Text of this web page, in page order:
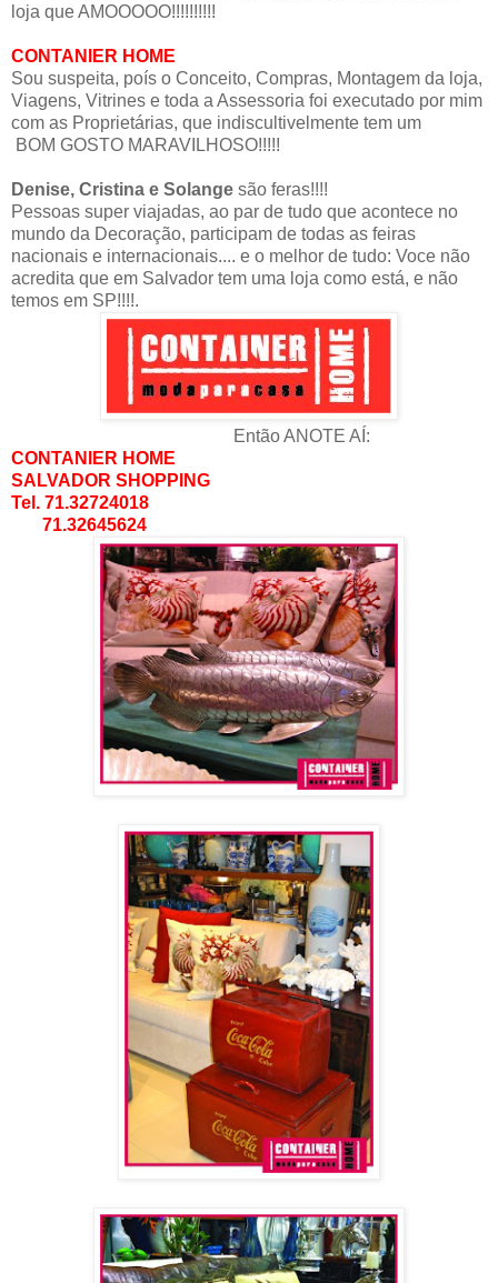
loja que AMOOOOO!!!!!!!!!!
CONTANIER HOME
Sou suspeita, poís o Conceito, Compras, Montagem da loja,
Viagens, Vitrines e toda a Assessoria foi executado por mim
com as Proprietárias, que indiscultivelmente tem um
BOM GOSTO MARAVILHOSO!!!!!
Denise, Cristina e Solange são feras!!!!
Pessoas super viajadas, ao par de tudo que acontece no
mundo da Decoração, participam de todas as feiras
nacionais e internacionais.... e o melhor de tudo: Voce não
acredita que em Salvador tem uma loja como está, e não
temos em SP!!!!.
Então ANOTE AÍ:
CONTANIER HOME
SALVADOR SHOPPING
Tel. 71.32724018
71.32645624